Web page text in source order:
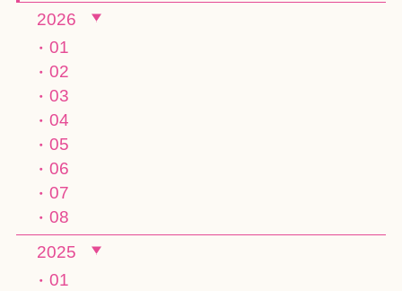
2026
01
02
03
04
05
06
07
08
2025
01